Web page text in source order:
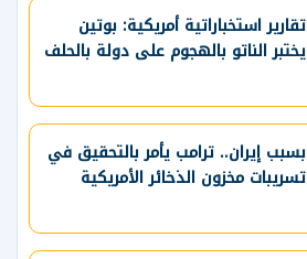
تقارير استخباراتية أمريكية: بوتين
يختبر الناتو بالهجوم على دولة بالحلف
بسبب إيران.. ترامب يأمر بالتحقيق في
تسريبات مخزون الذخائر الأمريكية